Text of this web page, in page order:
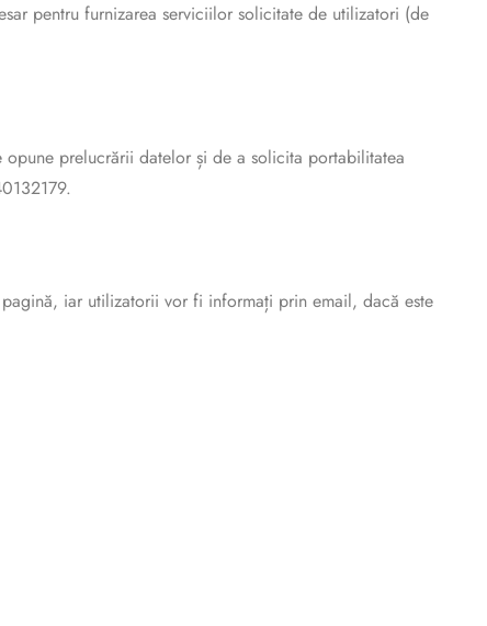
pentru furnizarea serviciilor solicitate de utilizatori (de
prelucrării datelor și de a solicita portabilitatea
iar utilizatorii vor fi informați prin email, dacă este